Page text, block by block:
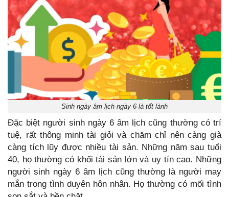
Sinh ngày âm lịch ngày 6 là tốt lành
Đặc biệt người sinh ngày 6 âm lịch cũng thường có trí
tuệ, rất thông minh tài giỏi và chăm chỉ nên càng già
càng tích lũy được nhiều tài sản. Những năm sau tuổi
40, họ thường có khối tài sản lớn và uy tín cao. Những
người sinh ngày 6 âm lịch cũng thường là người may
mắn trong tình duyên hôn nhân. Họ thường có mối tình